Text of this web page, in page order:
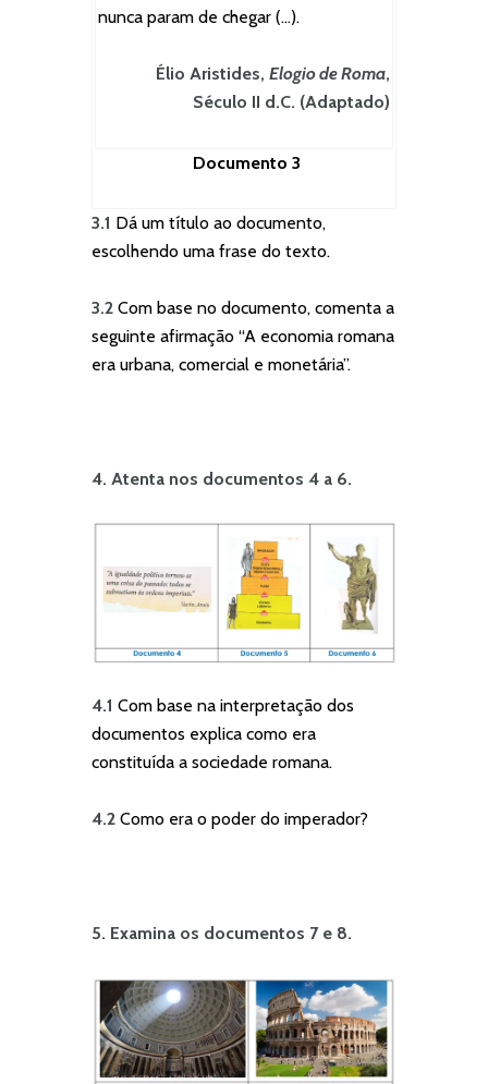
nunca param de chegar (…).
Élio Aristides, Elogio de Roma,
Século II d.C. (Adaptado)
Documento 3
3.1 Dá um título ao documento,
escolhendo uma frase do texto.
3.2 Com base no documento, comenta a
seguinte afirmação “A economia romana
era urbana, comercial e monetária”.
4. Atenta nos documentos 4 a 6.
4.1 Com base na interpretação dos
documentos explica como era
constituída a sociedade romana.
4.2 Como era o poder do imperador?
5. Examina os documentos 7 e 8.